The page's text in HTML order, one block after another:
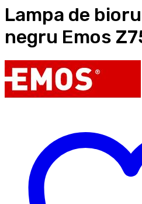
Lampa de
negru Emos